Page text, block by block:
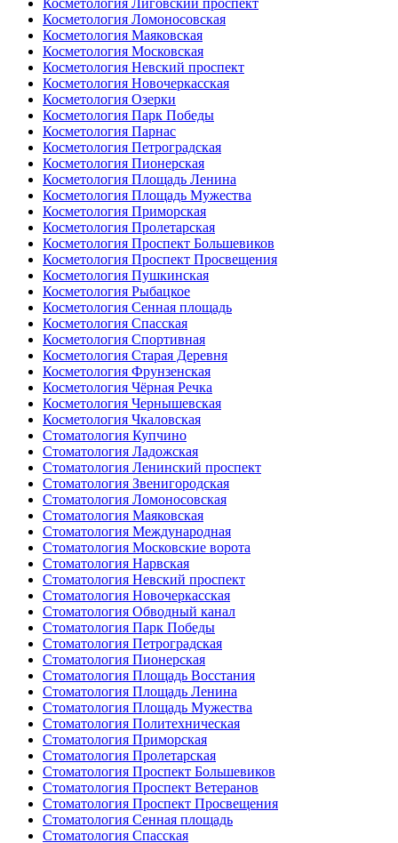
Косметология Ломоносовская
Косметология Маяковская
Косметология Московская
Косметология Невский проспект
Косметология Новочеркасская
Косметология Озерки
Косметология Парк Победы
Косметология Парнас
Косметология Петроградская
Косметология Пионерская
Косметология Площадь Ленина
Косметология Площадь Мужества
Косметология Приморская
Косметология Пролетарская
Косметология Проспект Большевиков
Косметология Проспект Просвещения
Косметология Пушкинская
Косметология Рыбацкое
Косметология Сенная площадь
Косметология Спасская
Косметология Спортивная
Косметология Старая Деревня
Косметология Фрунзенская
Косметология Чёрная Речка
Косметология Чернышевская
Косметология Чкаловская
Стоматология Купчино
Стоматология Ладожская
Стоматология Ленинский проспект
Стоматология Звенигородская
Стоматология Ломоносовская
Стоматология Маяковская
Стоматология Международная
Стоматология Московские ворота
Стоматология Нарвская
Стоматология Невский проспект
Стоматология Новочеркасская
Стоматология Обводный канал
Стоматология Парк Победы
Стоматология Петроградская
Стоматология Пионерская
Стоматология Площадь Восстания
Стоматология Площадь Ленина
Стоматология Площадь Мужества
Стоматология Политехническая
Стоматология Приморская
Стоматология Пролетарская
Стоматология Проспект Большевиков
Стоматология Проспект Ветеранов
Стоматология Проспект Просвещения
Стоматология Сенная площадь
Стоматология Спасская